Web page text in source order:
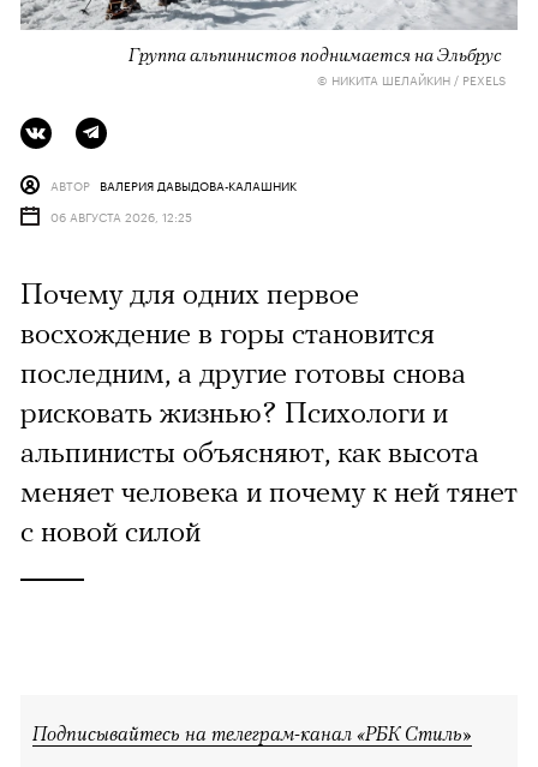
Группа альпинистов поднимается на Эльбрус
© НИКИТА ШЕЛАЙКИН / PEXELS
АВТОР ВАЛЕРИЯ ДАВЫДОВА-КАЛАШНИК
06 АВГУСТА 2026, 12:25
Почему для одних первое
восхождение в горы становится
последним, а другие готовы снова
рисковать жизнью? Психологи и
альпинисты объясняют, как высота
меняет человека и почему к ней тянет
с новой силой
Подписывайтесь на телеграм-канал «РБК Стиль»